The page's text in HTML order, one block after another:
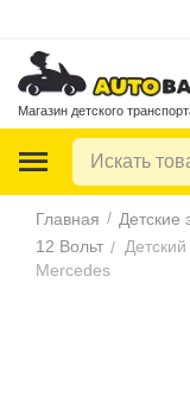
Магазин детского
Главная / Детские
12 Вольт /
Mercedes